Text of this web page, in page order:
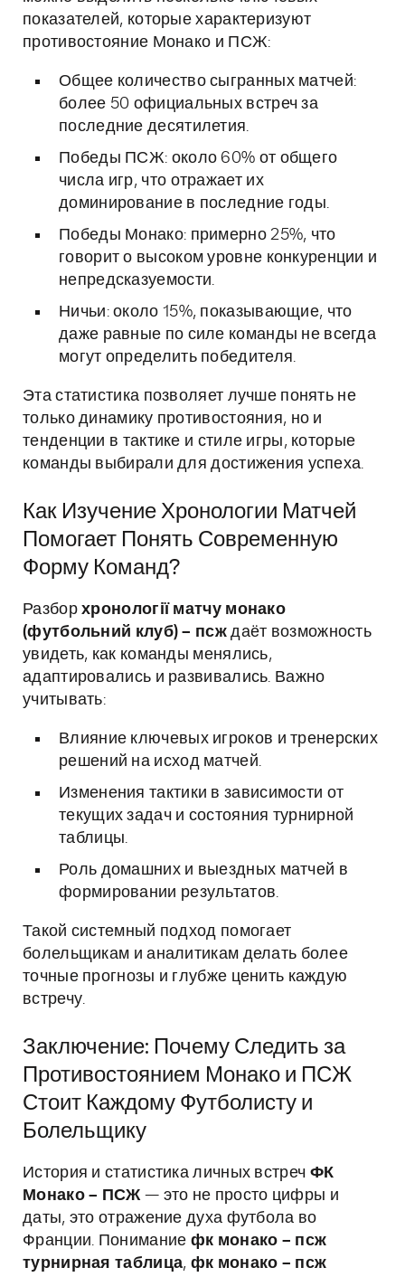
показателей, которые характеризуют
противостояние Монако и ПСЖ:
Общее количество сыгранных матчей:
более 50 официальных встреч за
последние десятилетия.
Победы ПСЖ: около 60% от общего
числа игр, что отражает их
доминирование в последние годы.
Победы Монако: примерно 25%, что
говорит о высоком уровне конкуренции и
непредсказуемости.
Ничьи: около 15%, показывающие, что
даже равные по силе команды не всегда
могут определить победителя.
Эта статистика позволяет лучше понять не
только динамику противостояния, но и
тенденции в тактике и стиле игры, которые
команды выбирали для достижения успеха.
Как Изучение Хронологии Матчей
Помогает Понять Современную
Форму Команд?
Разборхронології матчу монако
(футбольний клуб) – псждаёт возможность
увидеть, как команды менялись,
адаптировались и развивались. Важно
учитывать:
Влияние ключевых игроков и тренерских
решений на исход матчей.
Изменения тактики в зависимости от
текущих задач и состояния турнирной
таблицы.
Роль домашних и выездных матчей в
формировании результатов.
Такой системный подход помогает
болельщикам и аналитикам делать более
точные прогнозы и глубже ценить каждую
встречу.
Заключение: Почему Следить за
Противостоянием Монако и ПСЖ
Стоит Каждому Футболисту и
Болельщику
История и статистика личных встреч ФК
Монако – ПСЖ— это не просто цифры и
даты, это отражение духа футбола во
Франции. Понимание фк монако – псж
турнирная таблица, фк монако – псж